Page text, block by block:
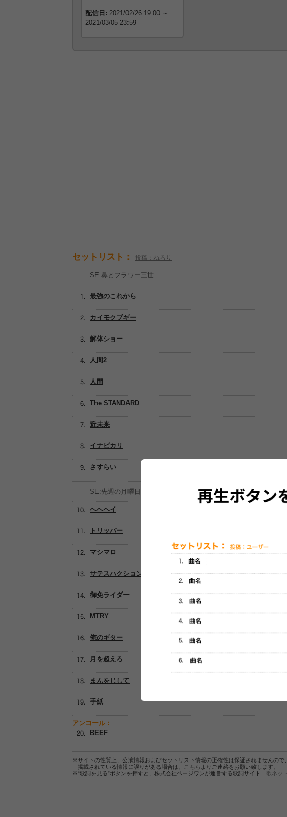
配信日: 2021/02/26 19:00 ～
2021/03/05 23:59
セットリスト： 投稿：ねろり
The STANDARD
さすらい
SE:先週の月曜日
人間2
解体ショー
人間
SE:鼻とフラワー三世
最強のこれから
近未来
イナビカリ
カイモクブギー
ヘヘヘイ
トリッパー
マシマロ
サテスハクション
御免ライダー
MTRY
俺のギター
月を超えろ
まんをじして
手紙
アンコール：
BEEF
※サイトの性質上、公演情報およびセットリスト情報の正確性は保証されませんので
掲載されている情報に誤りがある場合は、
こちら よりご連絡をお願い致します。
※“歌詞を見る”ボタンを押すと、株式会社ページワンが運営する歌詞サイト「歌ネット